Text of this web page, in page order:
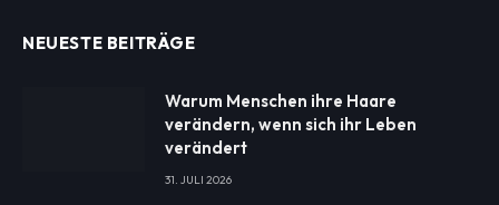
NEUESTE BEITRÄGE
Warum Menschen ihre Haare
verändern, wenn sich ihr Leben
verändert
31. JULI 2026